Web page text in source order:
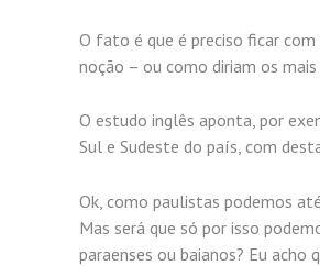
O fato é que é preciso ficar
noção – ou como diriam os
O estudo inglês aponta, por
Sul e Sudeste do país, com
Ok, como paulistas podemos
Mas será que só por isso
paraenses ou baianos? Eu acho